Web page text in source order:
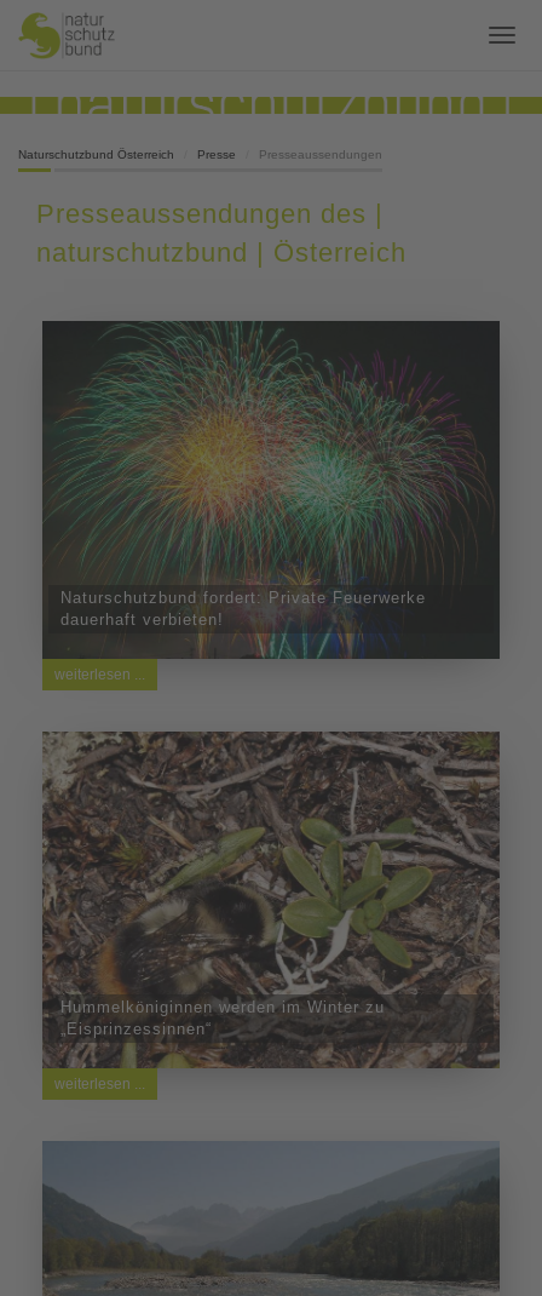
Naturschutzbund Österreich Presse Presseaussendungen
Presseaussendungen des |
naturschutzbund | Österreich
Naturschutzbund fordert: Private Feuerwerke
dauerhaft verbieten!
weiterlesen ...
Hummelköniginnen werden im Winter zu
„Eisprinzessinnen“
weiterlesen ...